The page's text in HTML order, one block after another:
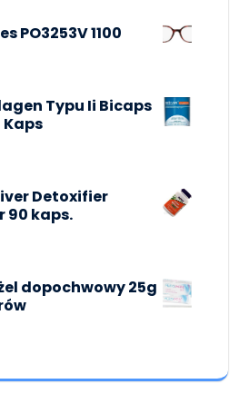
PO3253V 1100
Typu Ii Bicaps
Detoxifier
90 kaps.
dopochwowy 25g